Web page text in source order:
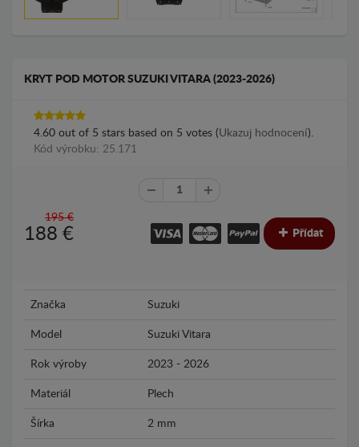
KRYT POD MOTOR SUZUKI VITARA (2023-2026)
4.60 out of 5 stars based on 5 votes (Ukazuj hodnocení).
Kód výrobku: 25.171
195 €
188 € Přídat
Značka Suzuki
Model Suzuki Vitara
Rok výroby 2023 - 2026
Materiál Plech
Šírka 2 mm